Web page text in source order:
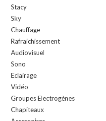
Stacy
Sky
Chauffage
Rafraichissement
Audiovisuel
Sono
Eclairage
Vidéo
Groupes Electrogènes
Chapiteaux